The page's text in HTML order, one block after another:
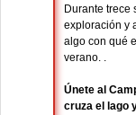
Durante trece
exploración y
algo con qué
verano. .
Únete al
cruza el lago